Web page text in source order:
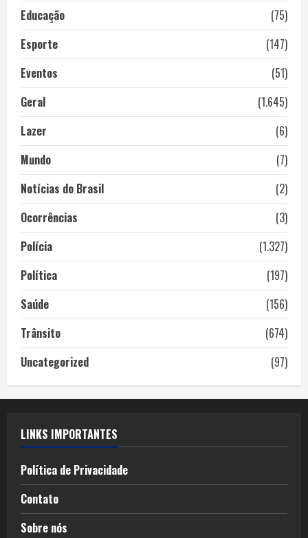
Educação
(75)
Esporte
(147)
Eventos
(51)
Geral
(1.645)
Lazer
(6)
Mundo
(7)
Notícias do Brasil
(2)
Ocorrências
(3)
Polícia
(1.327)
Política
(197)
Saúde
(156)
Trânsito
(674)
Uncategorized
(97)
LINKS IMPORTANTES
Política de Privacidade
Contato
Sobre nós